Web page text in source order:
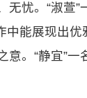
忧。“淑萱
能展现出优
意。“静宜”